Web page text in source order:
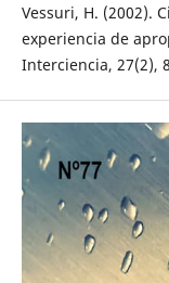
Vessuri, H. (2002).
experiencia de
Interciencia, 27(2),